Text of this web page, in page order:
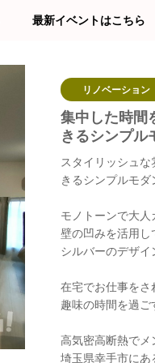
最新イベントはこちら
リノベーション
集中した時間
きるシンプル
スタイリッシュ
きるシンプルモダ
モノトーンで大人
壁の凹みを活用
シルバーのデザイ
在宅でお仕事をさ
趣味の時間を過
高気密高断熱でメ
埼玉県幸手市にあ